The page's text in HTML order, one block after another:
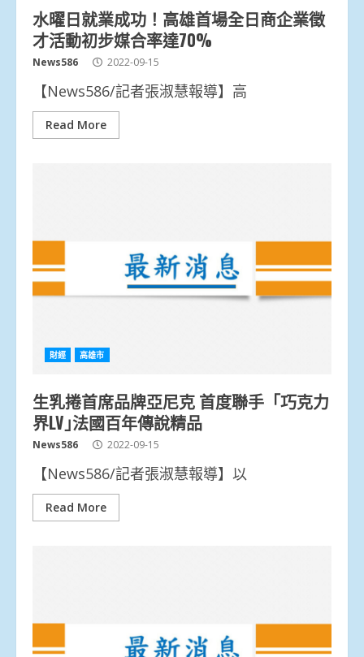
水曜日就業成功！高雄首場全日商企業徵
才活動初步媒合率達70%
News586 2022-09-15
【News586/記者張淑慧報導】高
Read More
財經 高雄市
生乳捲首席品牌亞尼克 首度聯手「巧克力
界LV｣法國百年傳說精品
News586 2022-09-15
【News586/記者張淑慧報導】以
Read More